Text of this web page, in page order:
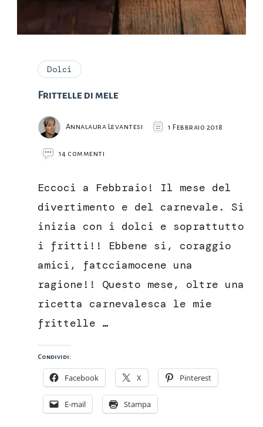
Dolci
Frittelle di mele
Annalaura Levantesi 1 Febbraio 2018
14 commenti
mele
Eccoci a Febbraio! Il mese del
divertimento e del carnevale. Si
inizia con i dolci e soprattutto
i fritti!! Ebbene si, coraggio
amici, fatcciamocene una
ragione!! Questo mese, oltre una
ricetta carnevalesca le mie
frittelle …
Condividi:
Facebook X Pinterest
E-mail Stampa